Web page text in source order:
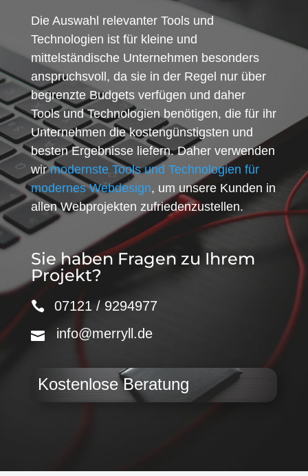
Die Auswahl relevanter Tools und
Technologien ist für kleine und
mittelständische Unternehmen besonders
anspruchsvoll, da sie in der Regel nur über
begrenzte Budgets verfügen und daher
Tools und Technologien benötigen, die für ihr
Unternehmen die kostengünstigsten und
besten Ergebnisse liefern. Daher verwenden
wirmodernste Tools und Technologien für
modernes Webdesign, um unsere Kunden in
allen Webprojekten zufriedenzustellen.
Sie haben Fragen zu Ihrem
Projekt?
07121 / 9294977
info@merryll.de
Kostenlose Beratung